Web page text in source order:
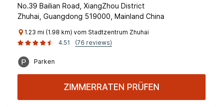
No.39 Bailian Road, XiangZhou District
Zhuhai, Guangdong 519000, Mainland China
1.23 mi (1.98 km) vom Stadtzentrum Zhuhai
4.51
(76 reviews)
Parken
ZIMMERRATEN PRÜFEN